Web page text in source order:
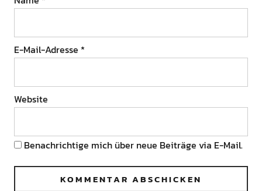
E-Mail-Adresse *
Website
Benachrichtige mich über neue Beiträge via E-Mail.